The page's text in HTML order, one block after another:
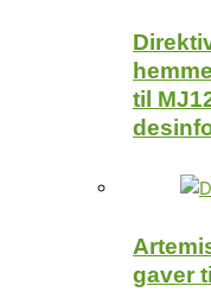
til
gaver